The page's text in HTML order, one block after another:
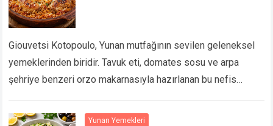
Giouvetsi Kotopoulo, Yunan mutfağının sevilen geleneksel
yemeklerinden biridir. Tavuk eti, domates sosu ve arpa
şehriye benzeri orzo makarnasıyla hazırlanan bu nefis
doyurucu…Devamını Oku...
Yunan Yemekleri